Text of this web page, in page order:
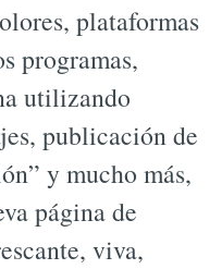
plataformas
programas,
utilizando
publicación de
y mucho más,
página de
viva,